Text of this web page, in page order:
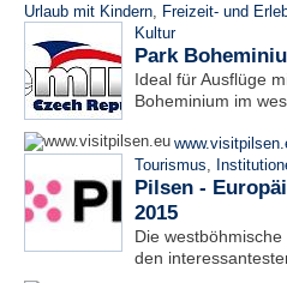
Urlaub mit Kindern, Freizeit- und
Kultur
Park
Ideal für Ausflüge
Boheminium im
Tourismus,
Pilsen -
2015
Die
den